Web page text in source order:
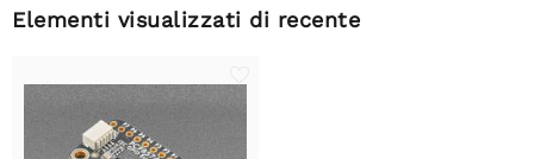
Elementi visualizzati di recente